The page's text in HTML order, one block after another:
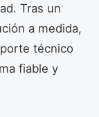
Tras un
a medida,
técnico
fiable y